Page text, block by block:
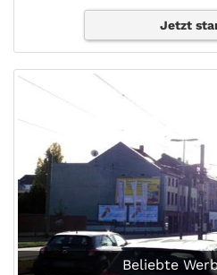
Jetzt
Beliebte